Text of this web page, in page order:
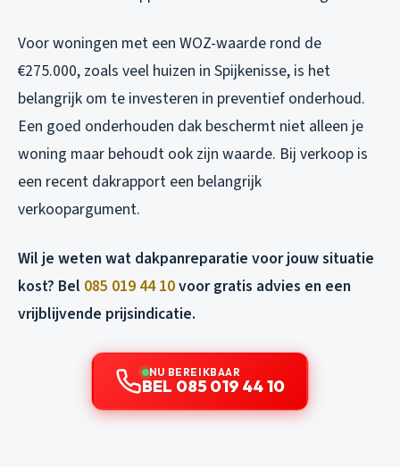
Voor woningen met een WOZ-waarde rond de
€275.000, zoals veel huizen in Spijkenisse, is het
belangrijk om te investeren in preventief onderhoud.
Een goed onderhouden dak beschermt niet alleen je
woning maar behoudt ook zijn waarde. Bij verkoop is
een recent dakrapport een belangrijk
verkoopargument.
Wil je weten wat dakpanreparatie voor jouw situatie
kost? Bel 085 019 44 10voor gratis advies en een
vrijblijvende prijsindicatie.
NU BEREIKBAAR
BEL 085 019 44 10